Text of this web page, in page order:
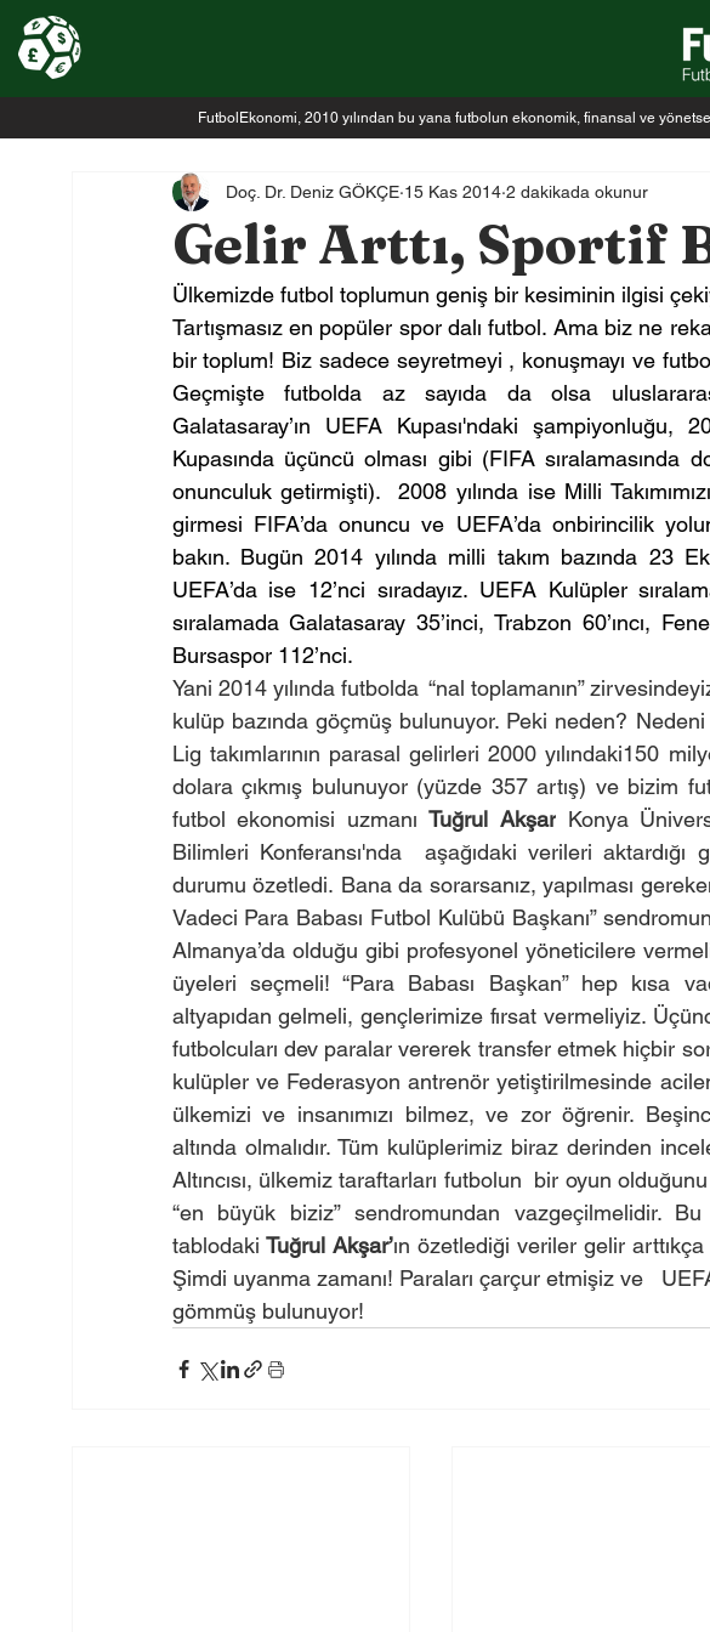
FutbolEkonomi, 2010 yılından bu yana futbolun ekonomik, finansal ve
Gelir Arttı, Sportif
Doç. Dr. Deniz GÖKÇE 15 Kas 2014 2 dakikada okunur
Ülkemizde futbol toplumun geniş bir kesiminin ilgisi
Tartışmasız en popüler spor dalı futbol. Ama biz ne
bir toplum! Biz sadece seyretmeyi , konuşmayı ve
Geçmişte futbolda az sayıda da olsa
Galatasaray’ın UEFA Kupası'ndaki şampiyonluğu,
Kupasında üçüncü olması gibi (FIFA sıralamasında
onunculuk getirmişti).  2008 yılında ise Milli
girmesi FIFA’da onuncu ve UEFA’da onbirincilik
bakın. Bugün 2014 yılında milli takım bazında 23
UEFA’da ise 12’nci sıradayız. UEFA Kulüpler
sıralamada Galatasaray 35’inci, Trabzon 60’ıncı,
Bursaspor 112’nci.
Yani 2014 yılında futbolda  “nal toplamanın”
kulüp bazında göçmüş bulunuyor. Peki neden?
Lig takımlarının parasal gelirleri 2000 yılındaki150
dolara çıkmış bulunuyor (yüzde 357 artış) ve bizim
futbol ekonomisi uzmanı Tuğrul Akşar Konya
Bilimleri Konferansı'nda  aşağıdaki verileri
durumu özetledi. Bana da sorarsanız, yapılması
Vadeci Para Babası Futbol Kulübü Başkanı”
Almanya’da olduğu gibi profesyonel yöneticilere
üyeleri seçmeli! “Para Babası Başkan” hep kısa
altyapıdan gelmeli, gençlerimize fırsat vermeliyiz.
futbolcuları dev paralar vererek transfer etmek hiçbir
kulüpler ve Federasyon antrenör yetiştirilmesinde
ülkemizi ve insanımızı bilmez, ve zor öğrenir.
altında olmalıdır. Tüm kulüplerimiz biraz derinden
Altıncısı, ülkemiz taraftarları futbolun  bir oyun
“en büyük biziz” sendromundan vazgeçilmelidir.
tablodaki Tuğrul Akşar’ın özetlediği veriler gelir arttıkça
Şimdi uyanma zamanı! Paraları çarçur etmişiz ve
gömmüş bulunuyor!